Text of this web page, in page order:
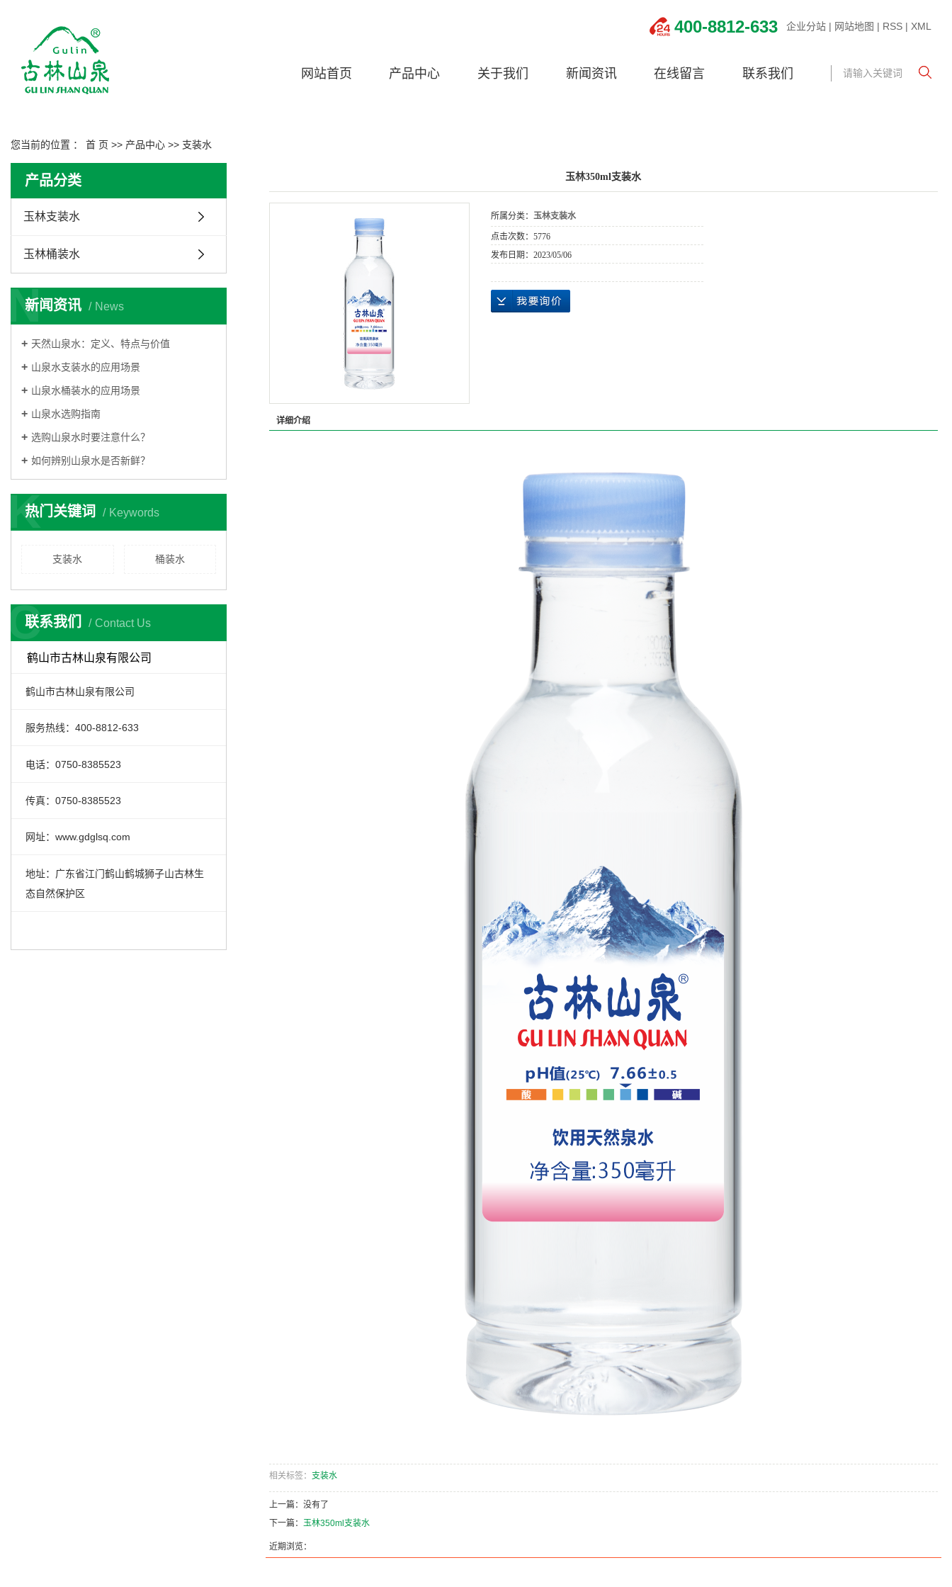
企业分站| 网站地图 | RSS| XML
400-8812-633
网站首页 产品中心 关于我们 新闻资讯 在线留言 联系我们
您当前的位置 ： 首 页 >> 产品中心 >> 支装水
产品分类
玉林支装水
玉林桶装水
新闻资讯 News
N
天然山泉水：定义、特点与价值
山泉水支装水的应用场景
山泉水桶装水的应用场景
山泉水选购指南
选购山泉水时要注意什么？
如何辨别山泉水是否新鲜？
热门关键词 Keywords
K
支装水 桶装水
联系我们 Contact Us
C
鹤山市古林山泉有限公司
鹤山市古林山泉有限公司
服务热线：400-8812-633
电话：0750-8385523
传真：0750-8385523
网址：www.gdglsq.com
地址：广东省江门鹤山鹤城狮子山古林生
态自然保护区
玉林350ml支装水
所属分类：玉林支装水
点击次数：5776
发布日期：2023/05/06
详细介绍
相关标签： 支装水
上一篇：没有了
下一篇： 玉林350ml支装水
近期浏览：